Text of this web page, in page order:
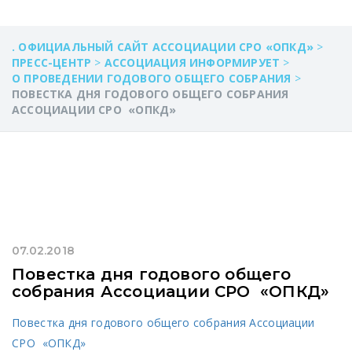
. ОФИЦИАЛЬНЫЙ САЙТ АССОЦИАЦИИ СРО «ОПКД» >
ПРЕСС-ЦЕНТР > АССОЦИАЦИЯ ИНФОРМИРУЕТ >
О ПРОВЕДЕНИИ ГОДОВОГО ОБЩЕГО СОБРАНИЯ >
ПОВЕСТКА ДНЯ ГОДОВОГО ОБЩЕГО СОБРАНИЯ
АССОЦИАЦИИ СРО «ОПКД»
07.02.2018
Повестка дня годового общего
собрания Ассоциации СРО «ОПКД»
Повестка дня годового общего собрания Ассоциации
СРО «ОПКД»